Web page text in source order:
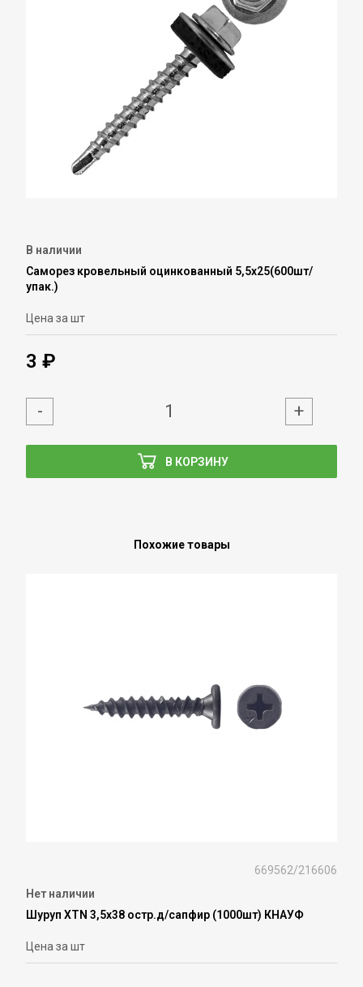
В наличии
Саморез кровельный оцинкованный 5,5х25(600шт/
упак.)
Цена за шт
3 ₽
В КОРЗИНУ
- +
Похожие товары
669562/216606
Нет наличии
Шуруп XTN 3,5х38 остр.д/сапфир (1000шт) КНАУФ
Цена за шт